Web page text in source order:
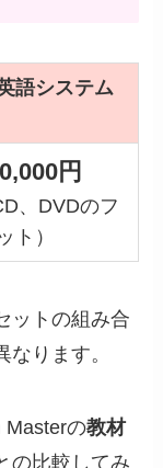
語システム
円
、DVDのフ
ト）
ットの組み合
ります。
Masterの教材
の比較してみ